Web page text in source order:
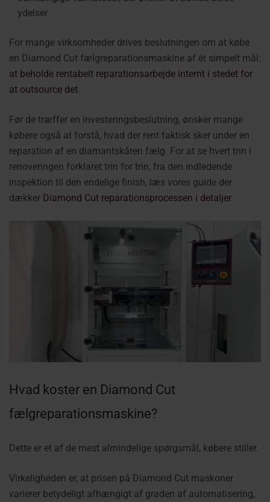
ydelser
For mange virksomheder drives beslutningen om at købe
en Diamond Cut fælgreparationsmaskine af ét simpelt mål:
at beholde rentabelt reparationsarbejde internt i stedet for
at outsource det.
Før de træffer en investeringsbeslutning, ønsker mange
købere også at forstå, hvad der rent faktisk sker under en
reparation af en diamantskåren fælg. For at se hvert trin i
renoveringen forklaret trin for trin, fra den indledende
inspektion til den endelige finish, læs vores guide der
dækker Diamond Cut reparationsprocessen i detaljer.
Hvad koster en Diamond Cut
fælgreparationsmaskine?
Dette er et af de mest almindelige spørgsmål, købere stiller.
Virkeligheden er, at prisen på Diamond Cut maskoner
varierer betydeligt afhængigt af graden af automatisering,